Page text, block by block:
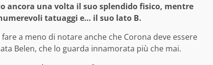
ancora una volta il suo splendido fisico, mentre
tatuaggi e… il suo lato B.
a meno di notare anche che Corona deve essere
Belen, che lo guarda innamorata più che mai.